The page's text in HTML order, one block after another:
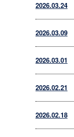
2026.03.24
2026.03.09
2026.03.01
2026.02.21
2026.02.18